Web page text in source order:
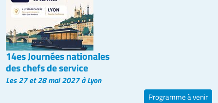
14es Journées nationales
des chefs de service
Les 27 et 28 mai 2027 à Lyon
Programme à venir